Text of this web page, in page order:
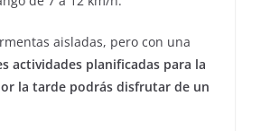
aisladas, pero con una
actividades planificadas para la
la tarde podrás disfrutar de un